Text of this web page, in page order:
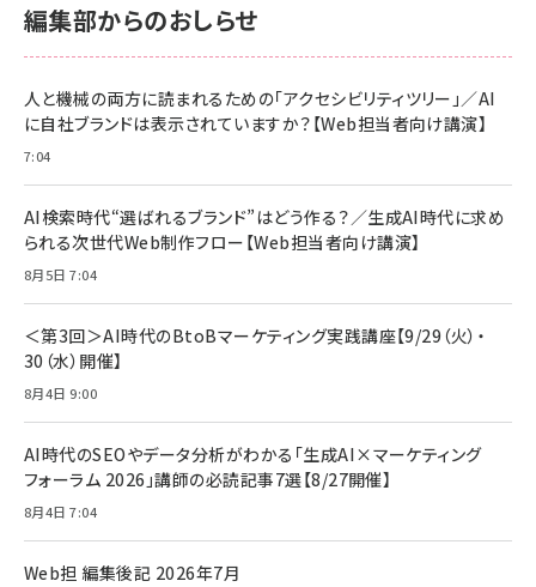
anan(アンアン)2026/06/24号 No.2500増刊
スペシャルエディション[王道エンタメの矜持／
￥1,100
年後半、あなたの恋と運命／山田涼介]
￥880
Amazonランキングをもっと見る
NIMASO ガラスフィルム iPhone 17 用 保護フィ
すい ガイド枠付き いPhone17 (6.3インチ) 対応
2枚セット DSP25F1698
￥1,599
【New】Amazon Fire TV Stick HD | 手軽にスト
レイヤー
￥6,980
Anker Soundcore P31i (Bluetooth 6.1) 【完
全ワイヤレスイヤホン/アクティブノイズキャンセリ
ング/マルチポイント接続 / 最大50時間再生 / PSE
Anker PowerLine III Flow USB-C & USB-C
ケーブル Anker絡まないケーブル 240W 結束バン
ド付き USB PD対応 シリコン素材採用 iPhone
17 / 16 / 15 / Galaxy iPad Pro MacBook
Amazonランキングをもっと見る
Amazon eギフトカード - Amazonロゴ - クラ
￥5,000
ケーブル Anker絡まないケーブル 240W 結束バン
17 / 16 / 15 / Galaxy iPad Pro MacBook
Pro/Air 各種対応 (1.8m ミッドナイトブラック)
￥1,890
キャンペーン】
￥4,857
編集部からのおしらせ
人と機械の両方に読まれるための「アクセシビリティツリー」／AI
に自社ブランドは表示されていますか？【Web担当者向け講演】
7:04
AI検索時代“選ばれるブランド”はどう作る？／生成AI時代に求め
られる次世代Web制作フロー【Web担当者向け講演】
8月5日 7:04
＜第3回＞AI時代のBtoBマーケティング実践講座【9/29（火）・
30（水）開催】
8月4日 9:00
AI時代のSEOやデータ分析がわかる「生成AI×マーケティング
フォーラム 2026」講師の必読記事7選【8/27開催】
8月4日 7:04
Web担 編集後記 2026年7月